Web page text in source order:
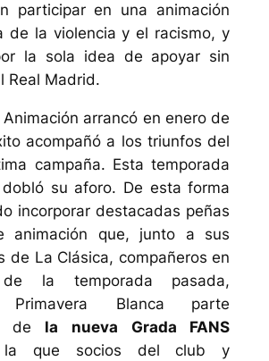
participar en una animación
de la violencia y el racismo, y
la sola idea de apoyar sin
Real Madrid.
arrancó en enero de
acompañó a los triunfos del
campaña. Esta temporada
su aforo. De esta forma
incorporar destacadas peñas
animación que, junto a sus
de La Clásica, compañeros en
la temporada pasada,
Blanca
parte
de la nueva Grada FANS
que socios del club y